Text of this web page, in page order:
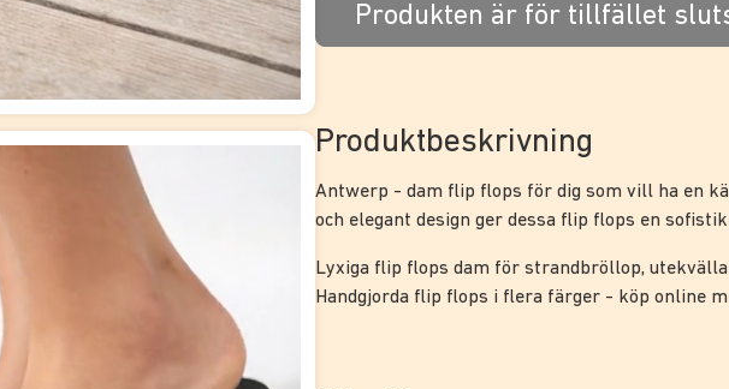
Produkten är för tillfället
Produktbeskrivning
Antwerp - dam flip flops för dig som vill ha en
och elegant design ger dessa flip flops en
Lyxiga flip flops dam för strandbröllop,
Handgjorda flip flops i flera färger - köp online